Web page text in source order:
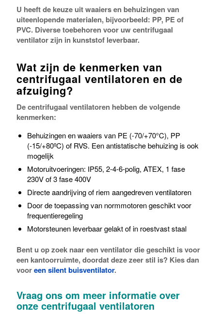
U heeft de keuze uit waaiers en behuizingen van
uiteenlopende materialen, bijvoorbeeld: PP, PE of
PVC. Diverse toebehoren voor uw centrifugaal
ventilator zijn in kunststof leverbaar.
Wat zijn de kenmerken van
centrifugaal ventilatoren en de
afzuiging?
De centrifugaal ventilatoren hebben de volgende
kenmerken:
Behuizingen en waaiers van PE (-70/+70°C), PP
(-15/+80ºC) of RVS. Een antistatische behuizing is ook
mogelijk
Motoruitvoeringen: IP55, 2-4-6-polig, ATEX, 1 fase
230V of 3 fase 400V
Directe aandrijving of riem aangedreven ventilatoren
Door de toepassing van normmotoren geschikt voor
frequentieregeling
Motorsteunen leverbaar gelakt of in roestvast staal
Bent u op zoek naar een ventilator die geschikt is voor
een kantoorruimte, doordat deze zeer stil is? Kies dan
vooreen silent buisventilator.
Vraag ons om meer informatie over
onze centrifugaal ventilatoren